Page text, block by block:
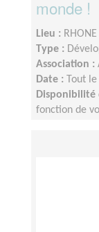
monde !
Lieu :
Type :
Association :
Date :
Tout
Disponibilité
fonction de